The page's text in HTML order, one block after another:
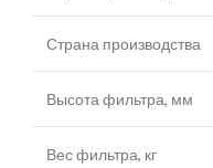
Страна производства
Высота фильтра, мм
Вес фильтра, кг